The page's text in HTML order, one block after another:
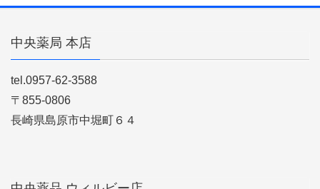
中央薬局 本店
tel.0957-62-3588
〒855-0806
長崎県島原市中堀町６４